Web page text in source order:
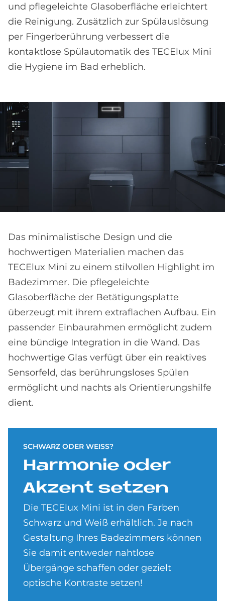
und pflegeleichte Glasoberfläche erleichtert
die Reinigung. Zusätzlich zur Spülauslösung
per Fingerberührung verbessert die
kontaktlose Spülautomatik des TECElux Mini
die Hygiene im Bad erheblich.
Das minimalistische Design und die
hochwertigen Materialien machen das
TECElux Mini zu einem stilvollen Highlight im
Badezimmer. Die pflegeleichte
Glasoberfläche der Betätigungsplatte
überzeugt mit ihrem extraflachen Aufbau. Ein
passender Einbaurahmen ermöglicht zudem
eine bündige Integration in die Wand. Das
hochwertige Glas verfügt über ein reaktives
Sensorfeld, das berührungsloses Spülen
ermöglicht und nachts als Orientierungshilfe
dient.
SCHWARZ ODER WEISS?
Har­mo­nie oder
Ak­zent set­zen
Die TECElux Mini ist in den Farben
Schwarz und Weiß erhältlich. Je nach
Gestaltung Ihres Badezimmers können
Sie damit entweder nahtlose
Übergänge schaffen oder gezielt
optische Kontraste setzen!